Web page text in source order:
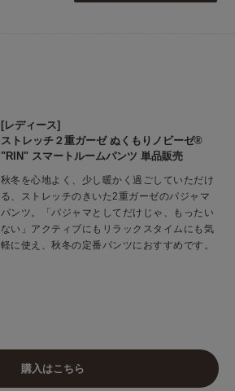
[レディース]
ストレッチ２重ガーゼ ぬくもりノビーゼ®
"RIN" スマートルームパンツ 単品販売
秋冬を心地よく、少し暖かく過ごしていただけ
る、ストレッチのきいた2重ガーゼのパジャマ
パンツ。「パジャマとしてだけじゃ、もったい
ない」アクティブにもリラックスタイムにも気
軽に使え、秋冬の定番パンツにおすすめです。
購入はこちら